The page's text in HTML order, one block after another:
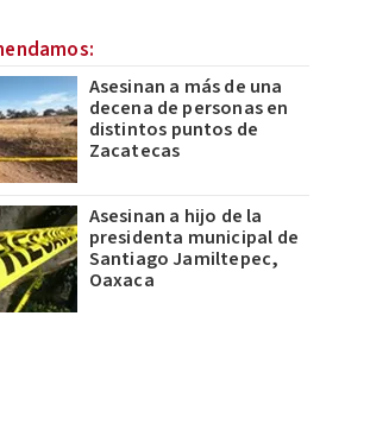
Asesinan a más de una
decena de personas en
distintos puntos de
Zacatecas
Asesinan a hijo de la
presidenta municipal de
Santiago Jamiltepec,
Oaxaca